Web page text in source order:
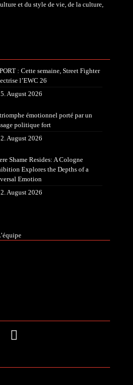
et du style de vie, de la culture,
: Cette semaine, Street Fighter
l’EWC 26
5. August 2026
émotionnel porté par un
politique fort
2. August 2026
Shame Resides: A Cologne
Explores the Depths of a
Emotion
2. August 2026